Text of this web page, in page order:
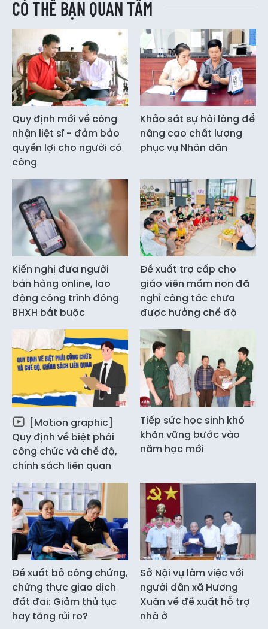
CÓ THỂ BẠN QUAN TÂM
Quy định mới về công
nhận liệt sĩ - đảm bảo
quyền lợi cho người có
công
Khảo sát sự hài lòng để
nâng cao chất lượng
phục vụ Nhân dân
Kiến nghị đưa người
bán hàng online, lao
động công trình đóng
BHXH bắt buộc
Đề xuất trợ cấp cho
giáo viên mầm non đã
nghỉ công tác chưa
được hưởng chế độ
[Motion graphic]
Quy định về biệt phái
công chức và chế độ,
chính sách liên quan
Tiếp sức học sinh khó
khăn vững bước vào
năm học mới
Đề xuất bỏ công chứng,
chứng thực giao dịch
đất đai: Giảm thủ tục
hay tăng rủi ro?
Sở Nội vụ làm việc với
người dân xã Hương
Xuân về đề xuất hỗ trợ
nhà ở